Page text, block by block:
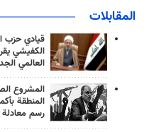
المقابلات
قيادي حزب
الكفيشي
العالمي
المشروع
المنطقة
رسم معادلة